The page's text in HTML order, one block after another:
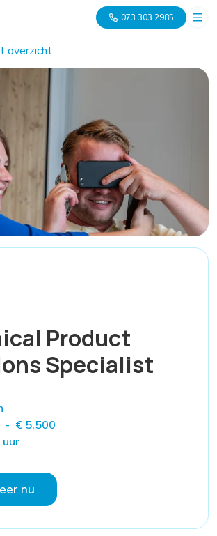
073 303 2985
overzicht
Product
Specialist
- € 5,500
nu